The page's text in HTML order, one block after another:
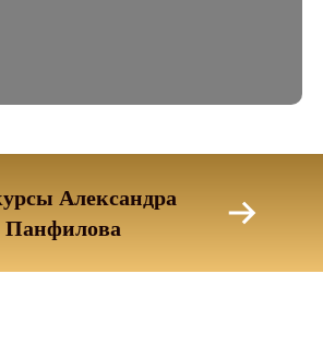
Александра
Панфилова